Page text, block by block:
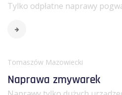
Tylko odpłatne naprawy
Tomaszów Mazowiecki
Naprawa zmywarek